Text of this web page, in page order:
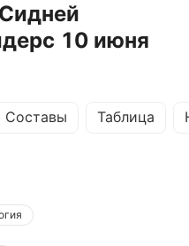
10 июня
Составы Таблица